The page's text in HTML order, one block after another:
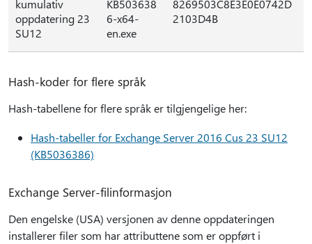
kumulativ
oppdatering 23
SU12
KB503638
6-x64-
en.exe
8269503C8E3E0E0742D
2103D4B
Hash-koder for flere språk
Hash-tabellene for flere språk er tilgjengelige her:
Hash-tabeller for Exchange Server 2016 Cus 23 SU12
(KB5036386)
Exchange Server-filinformasjon
Den engelske (USA) versjonen av denne oppdateringen
installerer filer som har attributtene som er oppført i